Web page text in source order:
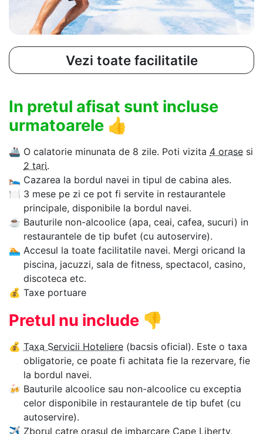
Vezi toate facilitatile
In pretul afisat sunt incluse
urmatoarele 👍
🚢 O calatorie minunata de 8 zile. Poti vizita 4 orase si
2 tari.
🛌 Cazarea la bordul navei in tipul de cabina ales.
🍽 3 mese pe zi ce pot fi servite in restaurantele
principale, disponibile la bordul navei.
☕ Bauturile non-alcoolice (apa, ceai, cafea, sucuri) in
restaurantele de tip bufet (cu autoservire).
🏊‍ Accesul la toate facilitatile navei. Mergi oricand la
piscina, jacuzzi, sala de fitness, spectacol, casino,
discoteca etc.
💰 Taxe portuare
Pretul nu include 👎
💰 Taxa Servicii Hoteliere (bacsis oficial). Este o taxa
obligatorie, ce poate fi achitata fie la rezervare, fie
la bordul navei.
🍻 Bauturile alcoolice sau non-alcoolice cu exceptia
celor disponibile in restaurantele de tip bufet (cu
autoservire).
✈ Zborul catre orasul de imbarcare Cape Liberty,